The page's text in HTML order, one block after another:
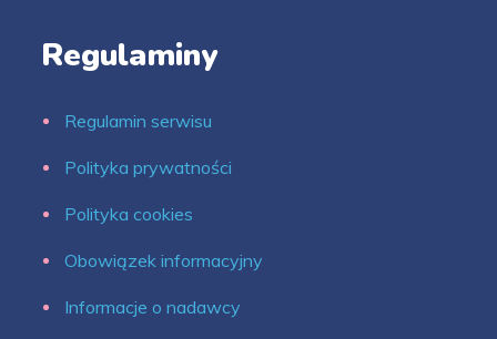
Regulaminy
Regulamin serwisu
Polityka prywatności
Polityka cookies
Obowiązek informacyjny
Informacje o nadawcy